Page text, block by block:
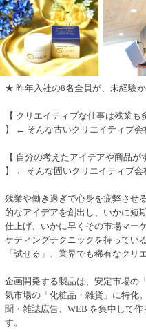
★ 昨年入社の8名全員が、未経験
【 クリエイティブな仕事は残業
】 ← そんな古いクリエイティブ
【 自分の考えたアイデアや商品
】 ← そんな固いクリエイティブ
残業や働き過ぎで心身を疲弊させ
的なアイデアを創出し、いかに短
仕上げ、いかに早くその市場マー
ケティングテクニックを持ってい
「試せる」、業界でも稀有なクリ
企画開発する製品は、安定市場の
気市場の「化粧品・雑貨」に特化
聞・雑誌広告、WEB を集中して
す。